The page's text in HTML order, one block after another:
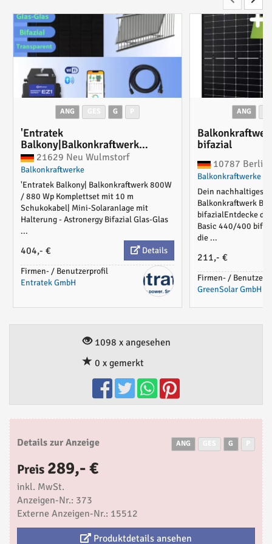
ANG G
'Entratek
Balkony|Balkonkraftwerk
800W/880Wp Komplettset|EZ1-
M&Astronergy 440Wp & 10m
Schukokabel'
21629 Neu Wulmstorf
Balkonkraftwerke
'Entratek Balkony| Balkonkraftwerk 800W
/ 880 Wp Komplettset mit 10 m
Schukokabel| Mini-Solaranlage mit
Halterung - Astronergy Bifazial Glas-Glas
...
404,- €
Details
Firmen- / Benutzerprofil
Entratek GmbH
ANG
bifazial
10787 Berlin
Balkonkraftwerke
Dein nachhaltiges
Balkonkraftwerk
bifazialEntdecke
Basic 440/400
die ...
211,- €
Firmen- /
GreenSolar GmbH
1098 x angesehen
0 x gemerkt
Details zur Anzeige ANG G
Preis 289,- €
inkl. MwSt.
Anzeigen-Nr.: 373
Externe Anzeigen-Nr.: 15512
Produktdetails ansehen